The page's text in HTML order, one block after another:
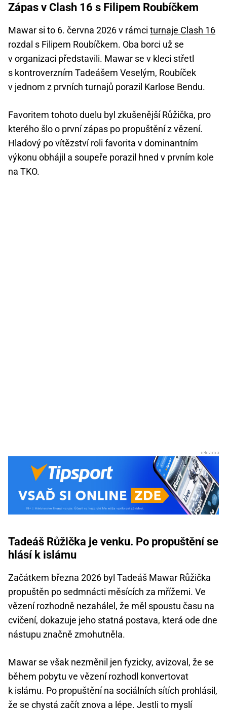
Zápas v Clash 16 s Filipem Roubíčkem
Mawar si to 6. června 2026 v rámci turnaje Clash 16
rozdal s Filipem Roubíčkem. Oba borci už se
v organizaci představili. Mawar se v kleci střetl
s kontroverzním Tadeášem Veselým, Roubíček
v jednom z prvních turnajů porazil Karlose Bendu.
Favoritem tohoto duelu byl zkušenější Růžička, pro
kterého šlo o první zápas po propuštění z vězení.
Hladový po vítězství roli favorita v dominantním
výkonu obhájil a soupeře porazil hned v prvním kole
na TKO.
Tadeáš Růžička je venku. Po propuštění se
hlásí k islámu
Začátkem března 2026 byl Tadeáš Mawar Růžička
propuštěn po sedmnácti měsících za mřížemi. Ve
vězení rozhodně nezahálel, že měl spoustu času na
cvičení, dokazuje jeho statná postava, která ode dne
nástupu značně zmohutněla.
Mawar se však nezměnil jen fyzicky, avizoval, že se
během pobytu ve vězení rozhodl konvertovat
k islámu. Po propuštění na sociálních sítích prohlásil,
že se chystá začít znova a lépe. Jestli to myslí